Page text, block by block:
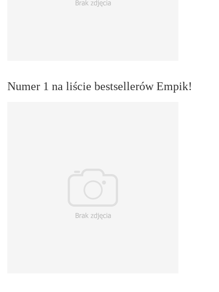
Numer 1 na liście bestsellerów Empik!